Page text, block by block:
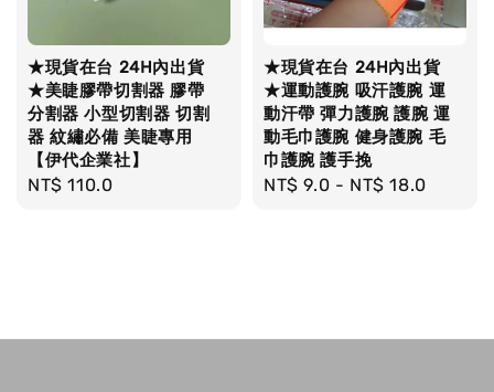
★現貨在台 24H內出貨
★美睫膠帶切割器 膠帶
分割器 小型切割器 切割
器 紋繡必備 美睫專用
【伊代企業社】
Regular
NT$ 110.0
★現貨在台 24H內出貨
★運動護腕 吸汗護腕 運
動汗帶 彈力護腕 護腕 運
動毛巾護腕 健身護腕 毛
巾護腕 護手挽
Regular
NT$ 9.0 - NT$ 18.0